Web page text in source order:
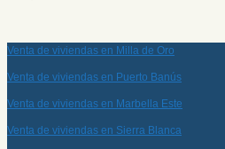
Venta de viviendas en Milla de Oro
Venta de viviendas en Puerto Banús
Venta de viviendas en Marbella Este
Venta de viviendas en Sierra Blanca